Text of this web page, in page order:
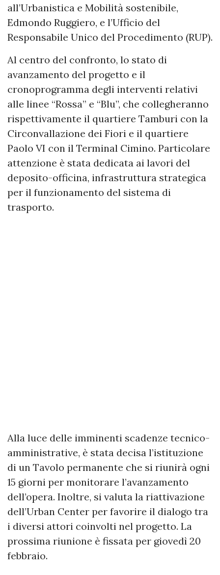
all’Urbanistica e Mobilità sostenibile,
Edmondo Ruggiero, e l’Ufficio del
Responsabile Unico del Procedimento (RUP).
Al centro del confronto, lo stato di
avanzamento del progetto e il
cronoprogramma degli interventi relativi
alle linee “Rossa” e “Blu”, che collegheranno
rispettivamente il quartiere Tamburi con la
Circonvallazione dei Fiori e il quartiere
Paolo VI con il Terminal Cimino. Particolare
attenzione è stata dedicata ai lavori del
deposito-officina, infrastruttura strategica
per il funzionamento del sistema di
trasporto.
Alla luce delle imminenti scadenze tecnico-
amministrative, è stata decisa l’istituzione
di un Tavolo permanente che si riunirà ogni
15 giorni per monitorare l’avanzamento
dell’opera. Inoltre, si valuta la riattivazione
dell’Urban Center per favorire il dialogo tra
i diversi attori coinvolti nel progetto. La
prossima riunione è fissata per giovedì 20
febbraio.